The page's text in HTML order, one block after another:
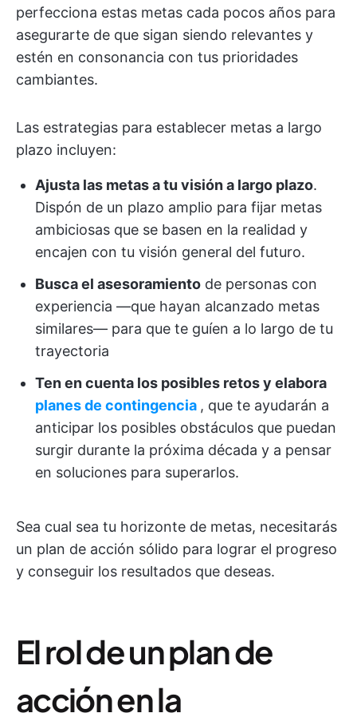
perfecciona estas metas cada pocos años para
asegurarte de que sigan siendo relevantes y
estén en consonancia con tus prioridades
cambiantes.
Las estrategias para establecer metas a largo
plazo incluyen:
Ajusta las metas a tu visión a largo plazo.
Dispón de un plazo amplio para fijar metas
ambiciosas que se basen en la realidad y
encajen con tu visión general del futuro.
Busca el asesoramiento de personas con
experiencia —que hayan alcanzado metas
similares— para que te guíen a lo largo de tu
trayectoria
Ten en cuenta los posibles retos y elabora
planes de contingencia , que te ayudarán a
anticipar los posibles obstáculos que puedan
surgir durante la próxima década y a pensar
en soluciones para superarlos.
Sea cual sea tu horizonte de metas, necesitarás
un plan de acción sólido para lograr el progreso
y conseguir los resultados que deseas.
El rol de un plan de
acción en la